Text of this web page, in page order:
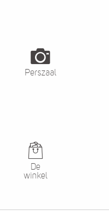
Perszaal
De
winkel